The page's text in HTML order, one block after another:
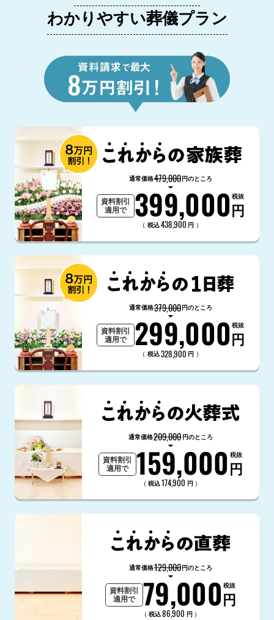
わかりやすい葬儀プラン
通常価格479,000円のところ
資料割引
適用で
399,000円
税抜
（ 税込438,900 円 ）
通常価格379,000円のところ
資料割引
適用で
299,000円
税抜
（ 税込328,900 円 ）
通常価格209,000円のところ
資料割引
適用で
159,000円
税抜
（ 税込174,900 円 ）
通常価格129,000円のところ
資料割引
適用で
79,000円
税抜
（ 税込86,900 円 ）